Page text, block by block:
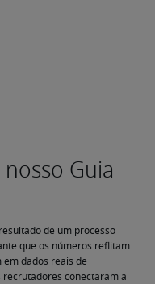
de um processo
que os números reflitam
em dados reais de
recrutadores conectaram a